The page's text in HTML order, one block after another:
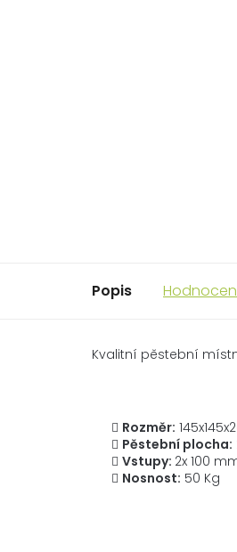
Popis
Kvalitní pěstební
Rozměr:
Pěstební plocha:
Vstupy: 2x 100
Nosnost: 50 Kg